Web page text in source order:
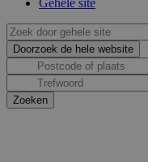
Gehele site